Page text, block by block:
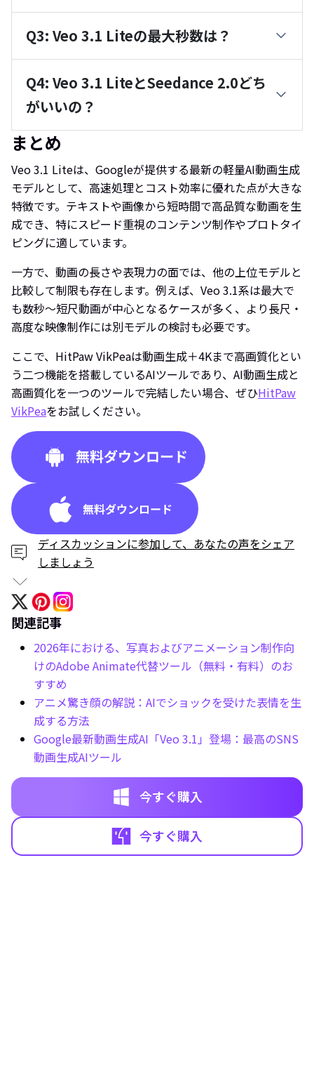
Q3: Veo 3.1 Liteの最大秒数は？
Q4: Veo 3.1 LiteとSeedance 2.0どち
がいいの？
まとめ
Veo 3.1 Liteは、Googleが提供する最新の軽量AI動画生成
モデルとして、高速処理とコスト効率に優れた点が大きな
特徴です。テキストや画像から短時間で高品質な動画を生
成でき、特にスピード重視のコンテンツ制作やプロトタイ
ピングに適しています。
一方で、動画の長さや表現力の面では、他の上位モデルと
比較して制限も存在します。例えば、Veo 3.1系は最大で
も数秒〜短尺動画が中心となるケースが多く、より長尺・
高度な映像制作には別モデルの検討も必要です。
ここで、HitPaw VikPeaは動画生成＋4Kまで高画質化とい
う二つ機能を搭載しているAIツールであり、AI動画生成と
高画質化を一つのツールで完結したい場合、ぜひHitPaw
VikPeaをお試しください。
ディスカッションに参加して、あなたの声をシェア
しましょう
関連記事
2026年における、写真およびアニメーション制作向
けのAdobe Animate代替ツール（無料・有料）のお
すすめ
アニメ驚き顔の解説：AIでショックを受けた表情を生
成する方法
Google最新動画生成AI「Veo 3.1」登場：最高のSNS
動画生成AIツール
今すぐ購入
今すぐ購入